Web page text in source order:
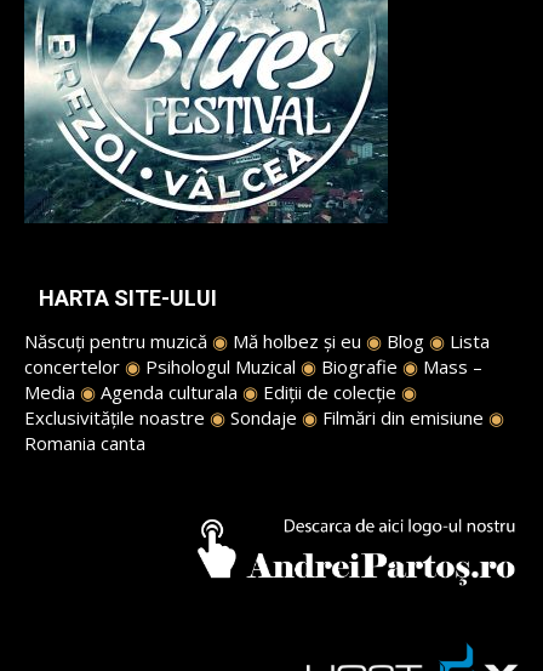
HARTA SITE-ULUI
Născuți pentru muzică ◉ Mă holbez și eu ◉ Blog ◉ Lista
concertelor ◉ Psihologul Muzical ◉ Biografie ◉ Mass –
Media ◉ Agenda culturala ◉ Ediții de colecție ◉
Exclusivitățile noastre ◉ Sondaje ◉ Filmări din emisiune ◉
Romania canta